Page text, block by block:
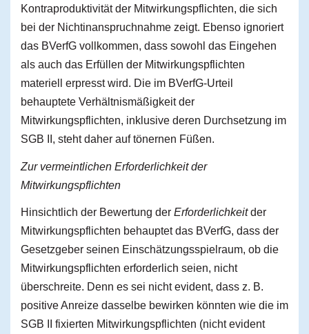
Kontraproduktivität der Mitwirkungspflichten, die sich
bei der Nichtinanspruchnahme zeigt. Ebenso ignoriert
das BVerfG vollkommen, dass sowohl das Eingehen
als auch das Erfüllen der Mitwirkungspflichten
materiell erpresst wird. Die im BVerfG-Urteil
behauptete Verhältnismäßigkeit der
Mitwirkungspflichten, inklusive deren Durchsetzung im
SGB II, steht daher auf tönernen Füßen.
Zur vermeintlichen Erforderlichkeit der
Mitwirkungspflichten
Hinsichtlich der Bewertung der Erforderlichkeitder
Mitwirkungspflichten behauptet das BVerfG, dass der
Gesetzgeber seinen Einschätzungsspielraum, ob die
Mitwirkungspflichten erforderlich seien, nicht
überschreite. Denn es sei nicht evident, dass z. B.
positive Anreize dasselbe bewirken könnten wie die im
SGB II fixierten Mitwirkungspflichten (nicht evident